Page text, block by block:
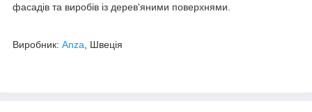
фасадів та виробів із дерев'яними поверхнями.
Виробник: Anza , Швеція